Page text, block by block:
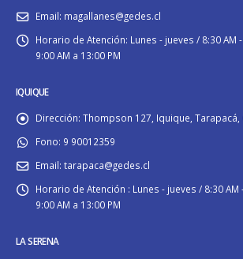
Email: magallanes@gedes.cl
Horario de Atención: Lunes - jueves / 8:30 AM
9:00 AM a 13:00 PM
IQUIQUE
Dirección: Thompson 127, Iquique, Tarapacá,
Fono: 9 90012359
Email: tarapaca@gedes.cl
Horario de Atención : Lunes - jueves / 8:30
9:00 AM a 13:00 PM
LA SERENA